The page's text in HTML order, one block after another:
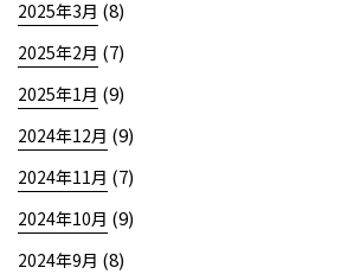
2025年3月 (8)
2025年2月 (7)
2025年1月 (9)
2024年12月 (9)
2024年11月 (7)
2024年10月 (9)
2024年9月 (8)